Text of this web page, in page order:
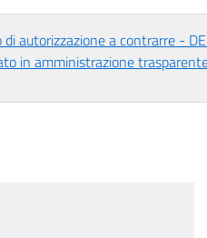
di autorizzazione a contrarre -
in amministrazione